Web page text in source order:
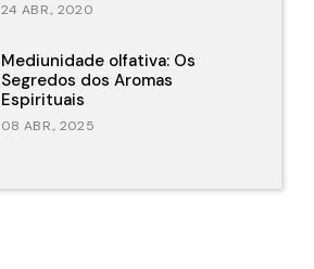
24 ABR., 2020
Mediunidade olfativa: Os
Segredos dos Aromas
Espirituais
08 ABR., 2025